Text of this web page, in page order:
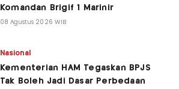
Komandan Brigif 1 Marinir
08 Agustus 2026 WIB
Nasional
Kementerian HAM Tegaskan BPJS
Tak Boleh Jadi Dasar Perbedaan